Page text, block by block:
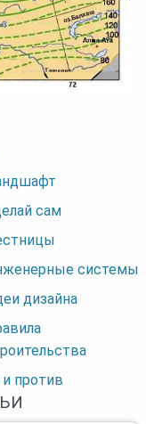
сам
системы
дизайна
и против